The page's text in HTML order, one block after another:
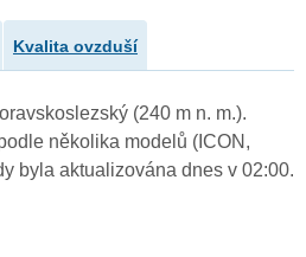
Kvalita ovzduší
(240 m n. m.).
několika modelů (ICON,
byla aktualizována dnes v 02:00.